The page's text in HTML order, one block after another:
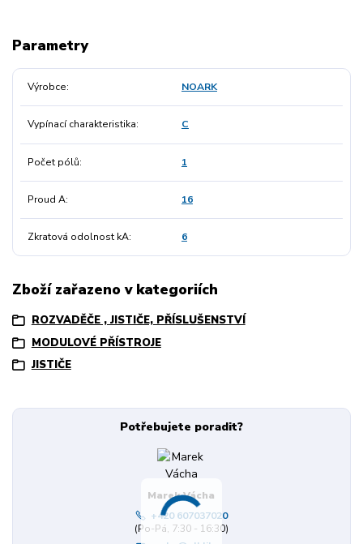
Parametry
Výrobce NOARK
Vypínací charakteristika C
Počet pólů 1
Proud A 16
Zkratová odolnost kA 6
Zboží zařazeno v kategoriích
ROZVADĚČE , JISTIČE, PŘÍSLUŠENSTVÍ
MODULOVÉ PŘÍSTROJE
JISTIČE
Potřebujete poradit?
Marek Vácha
+420 607037020
(Po-Pá, 7:30 - 16:30)